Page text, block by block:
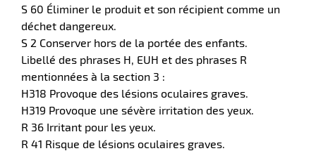
S 60 Éliminer le produit et son récipient comme un
déchet dangereux.
S 2 Conserver hors de la portée des enfants.
Libellé des phrases H, EUH et des phrases R
mentionnées à la section 3 :
H318 Provoque des lésions oculaires graves.
H319 Provoque une sévère irritation des yeux.
R 36 Irritant pour les yeux.
R 41 Risque de lésions oculaires graves.